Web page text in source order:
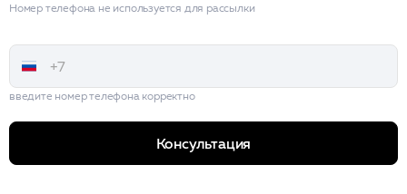
Номер телефона не используется для рассылки
введите номер телефона корректно
Консультация